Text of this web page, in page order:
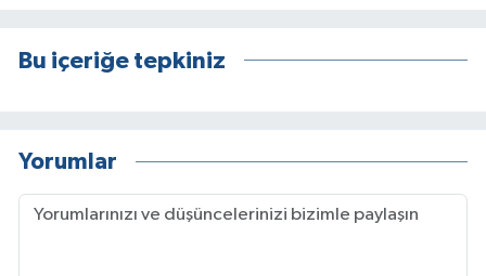
Bu içeriğe tepkiniz
Yorumlar